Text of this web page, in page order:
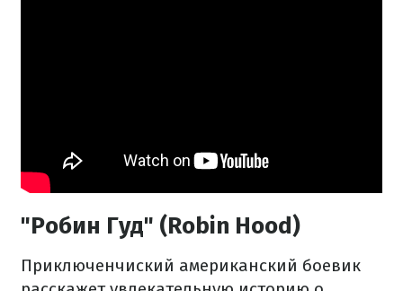
"Робин Гуд" (Robin Hood)
Приключенчиский американский боевик